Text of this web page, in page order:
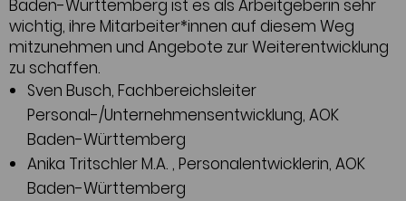
Baden-Württemberg ist es als Arbeitgeberin sehr
wichtig, ihre Mitarbeiter*innen auf diesem Weg
mitzunehmen und Angebote zur Weiterentwicklung
zu schaffen.
Sven Busch, Fachbereichsleiter
Personal-/Unternehmensentwicklung, AOK
Baden-Württemberg
Anika Tritschler M.A. , Personalentwicklerin, AOK
Baden-Württemberg